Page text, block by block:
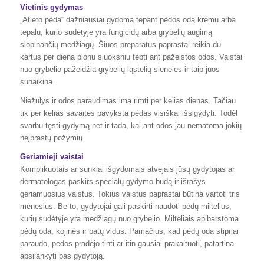
Vietinis gydymas
„Atleto pėda“ dažniausiai gydoma tepant pėdos odą kremu arba
tepalu, kurio sudėtyje yra fungicidų arba grybelių augimą
slopinančių medžiagų. Šiuos preparatus paprastai reikia du
kartus per dieną plonu sluoksniu tepti ant pažeistos odos. Vaistai
nuo grybelio pažeidžia grybelių ląstelių sieneles ir taip juos
sunaikina.
Niežulys ir odos paraudimas ima rimti per kelias dienas. Tačiau
tik per kelias savaites pavyksta pėdas visiškai išsigydyti. Todėl
svarbu tęsti gydymą net ir tada, kai ant odos jau nematoma jokių
neįprastų požymių.
Geriamieji vaistai
Komplikuotais ar sunkiai išgydomais atvejais jūsų gydytojas ar
dermatologas paskirs specialų gydymo būdą ir išrašys
geriamuosius vaistus. Tokius vaistus paprastai būtina vartoti tris
mėnesius. Be to, gydytojai gali paskirti naudoti pėdų miltelius,
kurių sudėtyje yra medžiagų nuo grybelio. Milteliais apibarstoma
pėdų oda, kojinės ir batų vidus. Pamačius, kad pėdų oda stipriai
paraudo, pėdos pradėjo tinti ar itin gausiai prakaituoti, patartina
apsilankyti pas gydytoją.